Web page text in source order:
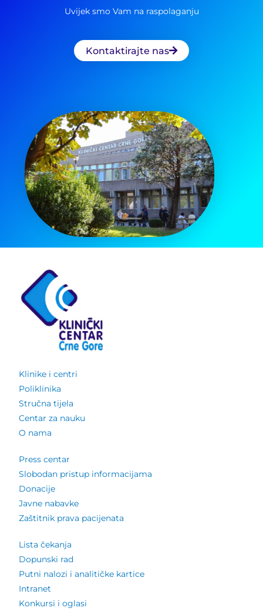
Uvijek smo Vam na raspolaganju
Kontaktirajte nas
Klinike i centri
Poliklinika
Stručna tijela
Centar za nauku
O nama
Press centar
Slobodan pristup informacijama
Donacije
Javne nabavke
Zaštitnik prava pacijenata
Lista čekanja
Dopunski rad
Putni nalozi i analitičke kartice
Intranet
Konkursi i oglasi